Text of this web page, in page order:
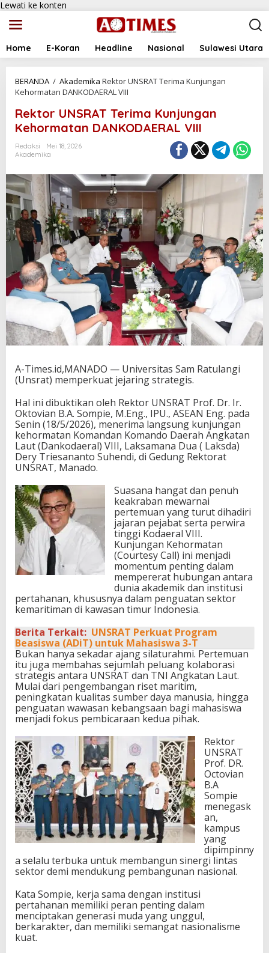
Lewati ke konten
Home E-Koran Headline Nasional Sulawesi Utara
BERANDA / Akademika Rektor UNSRAT Terima Kunjungan
Kehormatan DANKODAERAL VIII
Rektor UNSRAT Terima Kunjungan
Kehormatan DANKODAERAL VIII
Redaksi
Mei 18, 2026
Akademika
A-Times.id,MANADO — Universitas Sam Ratulangi
(Unsrat) memperkuat jejaring strategis.
Hal ini dibuktikan oleh Rektor UNSRAT Prof. Dr. Ir.
Oktovian B.A. Sompie, M.Eng., IPU., ASEAN Eng. pada
Senin (18/5/2026), menerima langsung kunjungan
kehormatan Komandan Komando Daerah Angkatan
Laut (Dankodaeral) VIII, Laksamana Dua ( Laksda)
Dery Triesananto Suhendi, di Gedung Rektorat
UNSRAT, Manado.
Suasana hangat dan penuh
keakraban mewarnai
pertemuan yang turut dihadiri
jajaran pejabat serta perwira
tinggi Kodaeral VIII.
Kunjungan Kehormatan
(Courtesy Call) ini menjadi
momentum penting dalam
mempererat hubungan antara
dunia akademik dan institusi
pertahanan, khususnya dalam penguatan sektor
kemaritiman di kawasan timur Indonesia.
Berita Terkait: UNSRAT Perkuat Program
Beasiswa (ADiT) untuk Mahasiswa 3-T
Bukan hanya sekadar ajang silaturahmi. Pertemuan
itu juga membahas sejumlah peluang kolaborasi
strategis antara UNSRAT dan TNI Angkatan Laut.
Mulai dari pengembangan riset maritim,
peningkatan kualitas sumber daya manusia, hingga
penguatan wawasan kebangsaan bagi mahasiswa
menjadi fokus pembicaraan kedua pihak.
Rektor
UNSRAT
Prof. DR.
Octovian
B.A
Sompie
menegask
an,
kampus
yang
dipimpinny
a selalu terbuka untuk membangun sinergi lintas
sektor demi mendukung pembangunan nasional.
Kata Sompie, kerja sama dengan institusi
pertahanan memiliki peran penting dalam
menciptakan generasi muda yang unggul,
berkarakter, dan memiliki semangat nasionalisme
kuat.